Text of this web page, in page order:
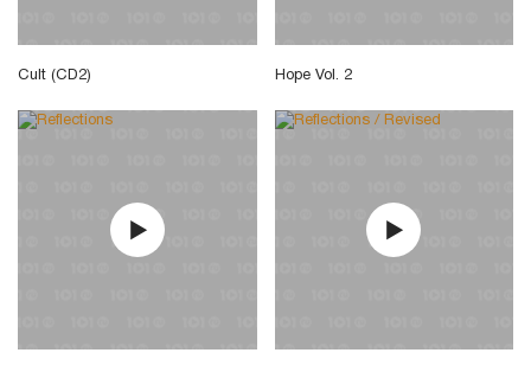
Cult (CD2) Hope Vol. 2